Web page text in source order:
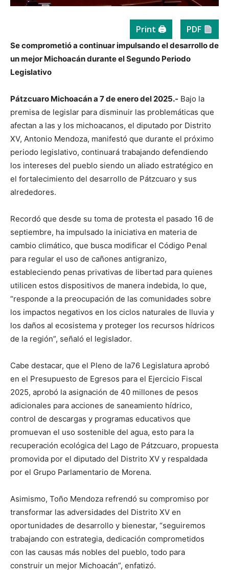
Print 🖨 PDF
Se comprometió a continuar impulsando el desarrollo de
un mejor Michoacán durante el Segundo Periodo
Legislativo
Pátzcuaro Michoacán a 7 de enero del 2025.- Bajo la
premisa de legislar para disminuir las problemáticas que
afectan a las y los michoacanos, el diputado por Distrito
XV, Antonio Mendoza, manifestó que durante el próximo
periodo legislativo, continuará trabajando defendiendo
los intereses del pueblo siendo un aliado estratégico en
el fortalecimiento del desarrollo de Pátzcuaro y sus
alrededores.
Recordó que desde su toma de protesta el pasado 16 de
septiembre, ha impulsado la iniciativa en materia de
cambio climático, que busca modificar el Código Penal
para regular el uso de cañones antigranizo,
estableciendo penas privativas de libertad para quienes
utilicen estos dispositivos de manera indebida, lo que,
“responde a la preocupación de las comunidades sobre
los impactos negativos en los ciclos naturales de lluvia y
los daños al ecosistema y proteger los recursos hídricos
de la región”, señaló el legislador.
Cabe destacar, que el Pleno de la76 Legislatura aprobó
en el Presupuesto de Egresos para el Ejercicio Fiscal
2025, aprobó la asignación de 40 millones de pesos
adicionales para acciones de saneamiento hídrico,
control de descargas y programas educativos que
promuevan el uso sostenible del agua, esto para la
recuperación ecológica del Lago de Pátzcuaro, propuesta
promovida por el diputado del Distrito XV y respaldada
por el Grupo Parlamentario de Morena.
Asimismo, Toño Mendoza refrendó su compromiso por
transformar las adversidades del Distrito XV en
oportunidades de desarrollo y bienestar, “seguiremos
trabajando con estrategia, dedicación comprometidos
con las causas más nobles del pueblo, todo para
construir un mejor Michoacán”, enfatizó.